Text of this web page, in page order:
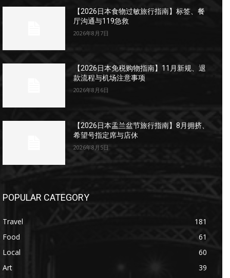
【2026日本食物过敏旅行指南】标签、餐
厅沟通与119急救
2026年8月7日
【2026日本免税购物指南】11月新规、退
款流程与机场注意事项
2026年8月6日
【2026日本盂兰盆节旅行指南】8月拥挤、
希望号指定席与店休
2026年8月5日
POPULAR CATEGORY
Travel
181
Food
61
Local
60
Art
39